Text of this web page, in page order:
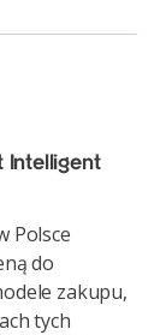
Intelligent
Polsce
do
zakupu,
tych